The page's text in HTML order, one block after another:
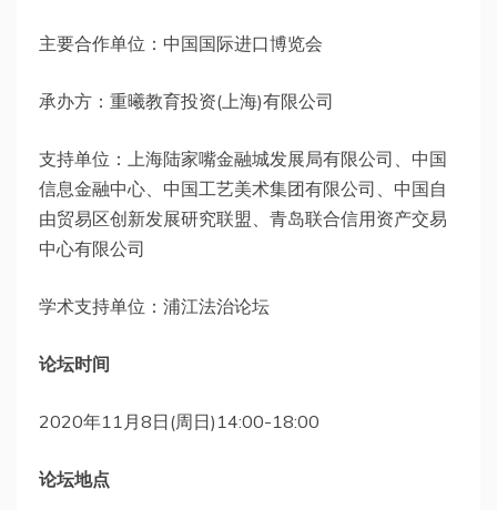
主要合作单位：中国国际进口博览会
承办方：重曦教育投资(上海)有限公司
支持单位：上海陆家嘴金融城发展局有限公司、中国
信息金融中心、中国工艺美术集团有限公司、中国自
由贸易区创新发展研究联盟、青岛联合信用资产交易
中心有限公司
学术支持单位：浦江法治论坛
论坛时间
2020年11月8日(周日)14:00-18:00
论坛地点